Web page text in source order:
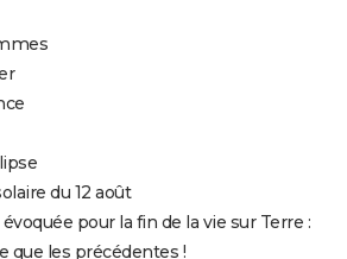
du 12 août
pour la fin de la vie sur Terre :
que les précédentes !